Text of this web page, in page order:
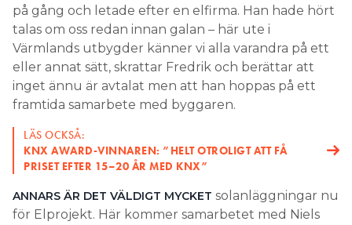
på gång och letade efter en elfirma. Han hade hört
talas om oss redan innan galan – här ute i
Värmlands utbygder känner vi alla varandra på ett
eller annat sätt, skrattar Fredrik och berättar att
inget ännu är avtalat men att han hoppas på ett
framtida samarbete med byggaren.
LÄS OCKSÅ:
KNX AWARD-VINNAREN: ”HELT OTROLIGT ATT FÅ
PRISET EFTER 15–20 ÅR MED KNX”
ANNARS ÄR DET VÄLDIGT MYCKET solanläggningar nu
för Elprojekt. Här kommer samarbetet med Niels